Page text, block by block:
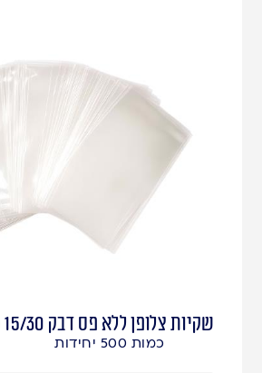
שקיות צלופן ללא פס דבק 15/30 (ארוז 500 יח')
כמות 500 יחידות